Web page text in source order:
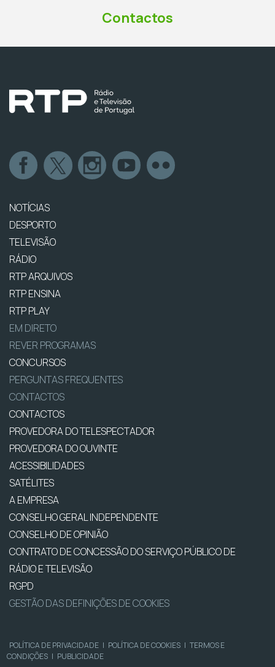
Contactos
NOTÍCIAS
DESPORTO
TELEVISÃO
RÁDIO
RTP ARQUIVOS
RTP ENSINA
RTP PLAY
EM DIRETO
REVER PROGRAMAS
CONCURSOS
PERGUNTAS FREQUENTES
CONTACTOS
CONTACTOS
PROVEDORA DO TELESPECTADOR
PROVEDORA DO OUVINTE
ACESSIBILIDADES
SATÉLITES
A EMPRESA
CONSELHO GERAL INDEPENDENTE
CONSELHO DE OPINIÃO
CONTRATO DE CONCESSÃO DO SERVIÇO PÚBLICO DE
RÁDIO E TELEVISÃO
RGPD
GESTÃO DAS DEFINIÇÕES DE COOKIES
POLÍTICA DE PRIVACIDADE | POLÍTICA DE COOKIES | TERMOS E
CONDIÇÕES | PUBLICIDADE